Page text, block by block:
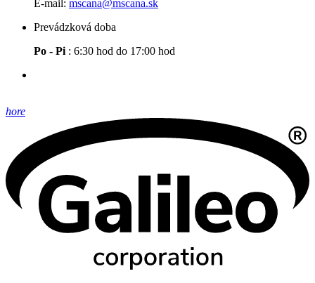
E-mail: mscana@mscana.sk
Prevádzková doba
Po - Pi : 6:30 hod do 17:00 hod
hore